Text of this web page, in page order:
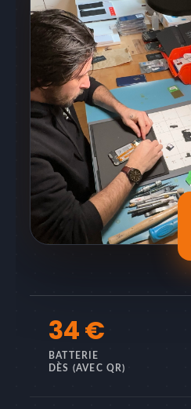
34 €
BATTERIE
DÈS (AVEC QR)